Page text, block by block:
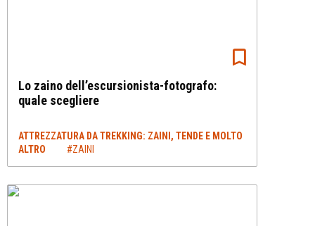
Lo zaino dell’escursionista-fotografo:
quale scegliere
ATTREZZATURA DA TREKKING: ZAINI, TENDE E MOLTO
ALTRO
#ZAINI